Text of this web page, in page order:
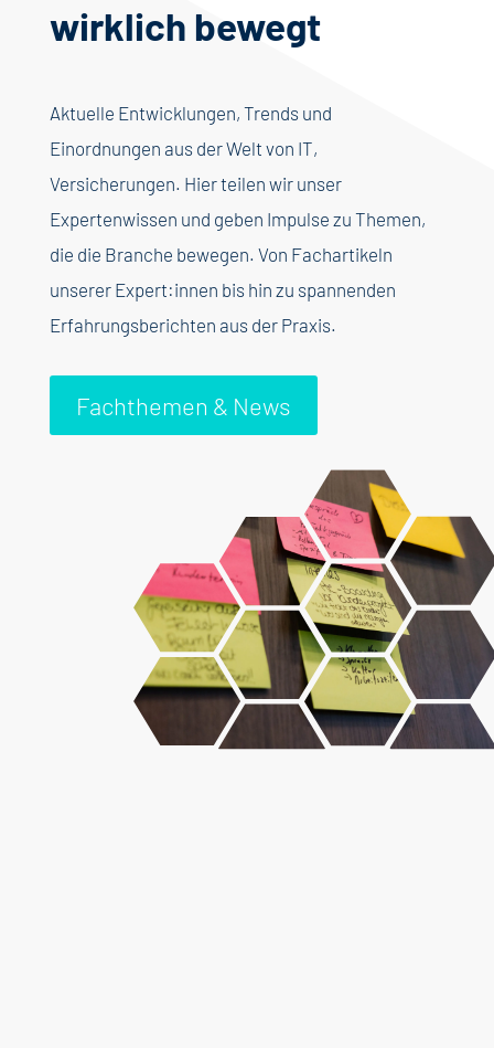
wirklich bewegt
Aktuelle Entwicklungen, Trends und
Einordnungen aus der Welt von IT,
Versicherungen. Hier teilen wir unser
Expertenwissen und geben Impulse zu Themen,
die die Branche bewegen. Von Fachartikeln
unserer Expert:innen bis hin zu spannenden
Erfahrungsberichten aus der Praxis.
Fachthemen & News